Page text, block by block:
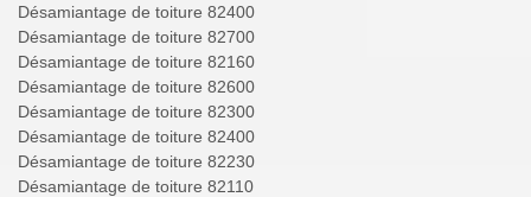
Désamiantage de toiture 82400
Désamiantage de toiture 82700
Désamiantage de toiture 82160
Désamiantage de toiture 82600
Désamiantage de toiture 82300
Désamiantage de toiture 82400
Désamiantage de toiture 82230
Désamiantage de toiture 82110